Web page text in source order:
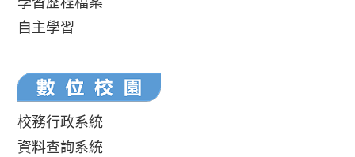
自主學習
校務行政系統
資料查詢系統